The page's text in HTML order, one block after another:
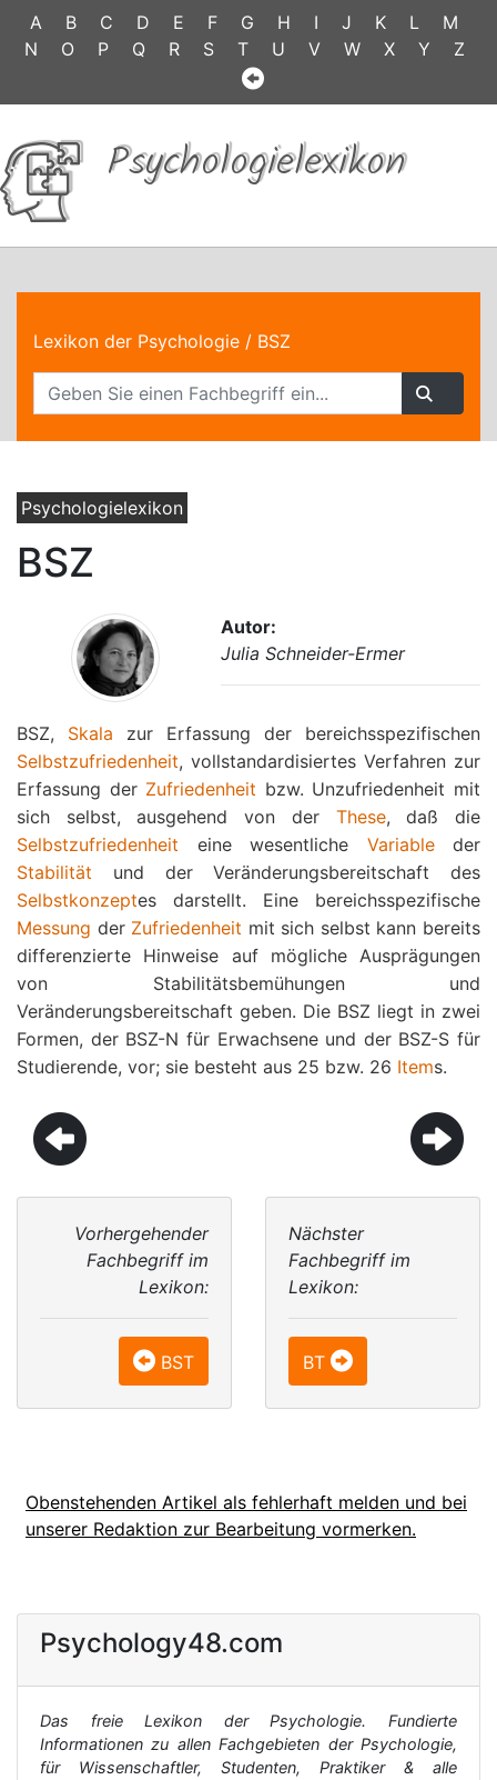
A B C D E F G H I J K L
M
N
O P Q R S T U V W X Y Z
Psychologielexikon
Lexikon der Psychologie / BSZ
Psychologielexikon
BSZ
Autor:
Julia Schneider-Ermer
BSZ, Skala zur Erfassung der bereichsspezifischen
Selbstzufriedenheit, vollstandardisiertes Verfahren zur
Erfassung der Zufriedenheit bzw. Unzufriedenheit mit
sich selbst, ausgehend von der These, daß die
Selbstzufriedenheit eine wesentliche Variableder
Stabilität und der Veränderungsbereitschaft des
Selbstkonzeptes darstellt. Eine bereichsspezifische
Messung der Zufriedenheit mit sich selbst kann bereits
differenzierte Hinweise auf mögliche Ausprägungen
von Stabilitätsbemühungen und
Veränderungsbereitschaft geben. Die BSZ liegt in zwei
Formen, der BSZ-N für Erwachsene und der BSZ-S für
Studierende, vor; sie besteht aus 25 bzw. 26 Items.
Vorhergehender
Fachbegriff im
Lexikon:
BST
Nächster
Fachbegriff im
Lexikon:
BT
Obenstehenden Artikel als fehlerhaft melden und bei
unserer Redaktion zur Bearbeitung vormerken.
Psychology48.com
Das freie Lexikon der Psychologie. Fundierte
Informationen zu allen Fachgebieten der Psychologie,
für Wissenschaftler, Studenten, Praktiker & alle